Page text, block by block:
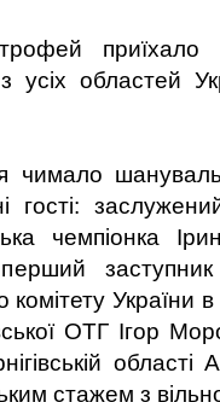
усіх областей
чимало
гості:
чемпіонка
України в
ОТГ Ігор
стажем з